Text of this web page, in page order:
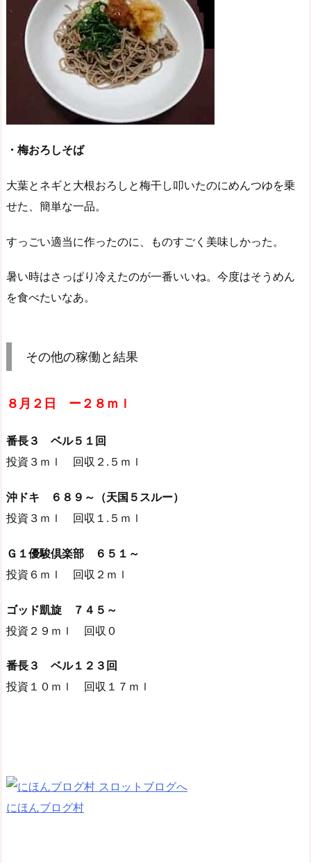
・梅おろしそば
大葉とネギと大根おろしと梅干し叩いたのにめんつゆを乗
せた、簡単な一品。
すっごい適当に作ったのに、ものすごく美味しかった。
暑い時はさっぱり冷えたのが一番いいね。今度はそうめん
を食べたいなあ。
その他の稼働と結果
８月２日 ー２８ｍｌ
番長３ ベル５１回
投資３ｍｌ 回収２.５ｍｌ
沖ドキ ６８９～（天国５スルー）
投資３ｍｌ 回収１.５ｍｌ
Ｇ１優駿倶楽部 ６５１～
投資６ｍｌ 回収２ｍｌ
ゴッド凱旋 ７４５～
投資２９ｍｌ 回収０
番長３ ベル１２３回
投資１０ｍｌ 回収１７ｍｌ
にほんブログ村